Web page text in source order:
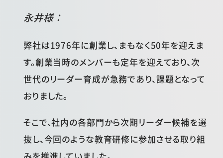
永井様：
弊社は1976年に創業し、まもなく50年を迎えま
す。創業当時のメンバーも定年を迎えており、次
世代のリーダー育成が急務であり、課題となって
おりました。
そこで、社内の各部門から次期リーダー候補を選
抜し、今回のような教育研修に参加させる取り組